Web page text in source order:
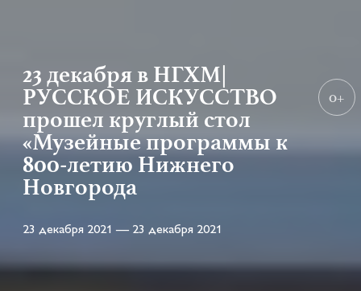
23 декабря в НГХМ|
РУССКОЕ ИСКУССТВО
прошел круглый стол
«Музейные программы к
800-летию Нижнего
Новгорода
23 декабря 2021 — 23 декабря 2021
0+